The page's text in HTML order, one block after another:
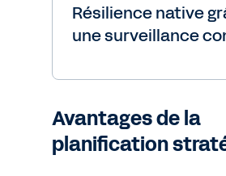
Résilience native
une surveillance
Avantages de la
planification